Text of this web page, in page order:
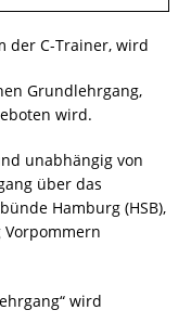
der C-Trainer, wird
Grundlehrgang,
wird.
unabhängig von
über das
Hamburg (HSB),
wird